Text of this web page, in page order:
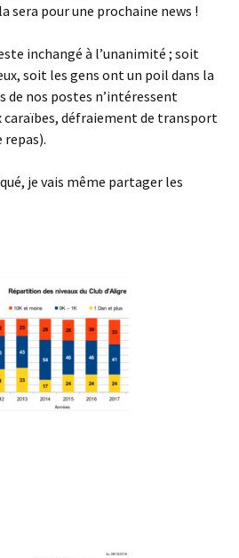
sera pour une prochaine news !
inchangé à l’unanimité ; soit
soit les gens ont un poil dans la
de nos postes n’intéressent
caraïbes, défraiement de transport
je vais même partager les